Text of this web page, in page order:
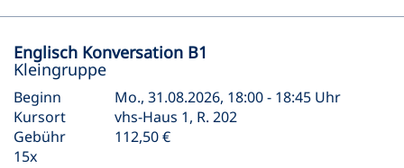
Englisch Konversation B1
Kleingruppe
Beginn
Mo., 31.08.2026, 18:00 - 18:45 Uhr
Kursort
vhs-Haus 1, R. 202
Gebühr
112,50 €
15x